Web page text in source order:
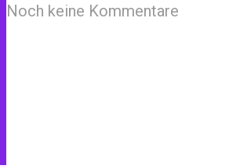
Noch keine Kommentare